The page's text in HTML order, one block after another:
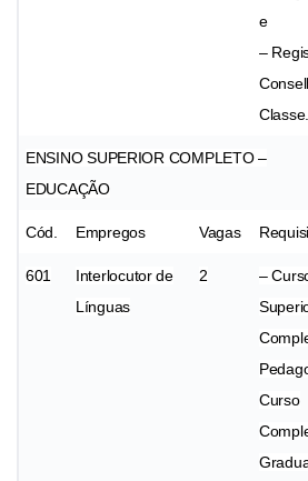
e
–
Classe.
ENSINO SUPERIOR COMPLETO –
EDUCAÇÃO
Cód. Empregos Vagas
601
Interlocutor de
Línguas
2
–
Curso